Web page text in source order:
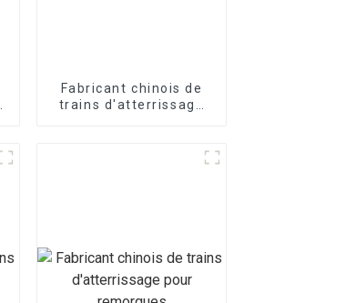
Fabricant chinois de
trains d'atterrissage